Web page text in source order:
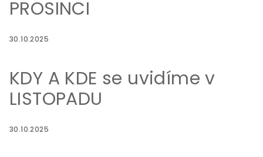
PROSINCI
30.10.2025
KDY A KDE se uvidíme v
LISTOPADU
30.10.2025